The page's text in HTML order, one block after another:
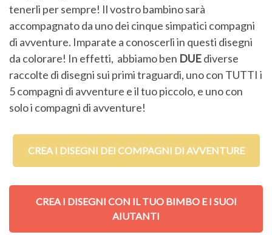
tenerli per sempre! Il vostro bambino sarà
accompagnato da uno dei cinque simpatici compagni
di avventure. Imparate a conoscerli in questi disegni
da colorare! In effetti, abbiamo ben DUEdiverse
raccolte di disegni sui primi traguardi, uno con TUTTI i
5 compagni di avventure e il tuo piccolo, e uno con
solo i compagni di avventure!
CREA I DISEGNI DEI COMPAGNI DI AVVENTURE
CREA I DISEGNI CON IL TUO BIMBO E I SUOI
AIUTANTI